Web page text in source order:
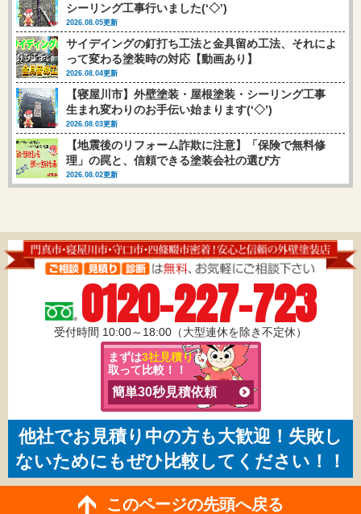
シーリング工事行いました(‘◇’)ゞ
2026.08.05更新
サイデイングの釘打ち工法と金具留め工法、それによ
って変わる塗装時の対応【動画あり】
2026.08.04更新
【寝屋川市】外壁塗装・屋根塗装・シーリング工事
生まれ変わりのお手伝い始まります(‘◇’)ゞ
2026.08.03更新
【地震後のリフォーム詐欺に注意】「保険で無料修
理」の罠と、信頼できる塗装会社の選び方
2026.08.02更新
0120-227-723
受付時間 10:00～18:00（大型連休を除き不定休）
まずは3社見積りを
取って比較！！
簡単30秒見積依頼
他社でお見積り中の方も大歓迎！失敗し
ないためにもぜひ比較してください！！
このページの先頭へ戻る